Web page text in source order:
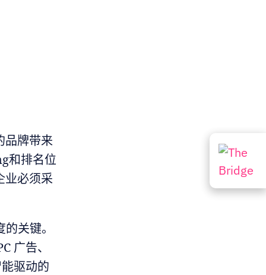
品牌带来
和排名位
业必须采
关键。
广告、
驱动的